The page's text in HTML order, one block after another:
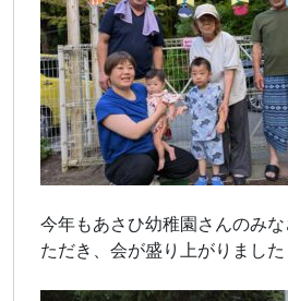
今年もあさひ幼稚園さんのみ
ただき、会が盛り上がりました